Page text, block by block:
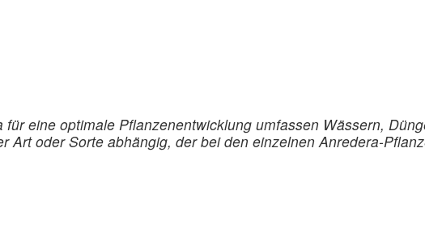
eine optimale Pflanzenentwicklung umfassen Wässern,
Art oder Sorte abhängig, der bei den einzelnen Anredera-